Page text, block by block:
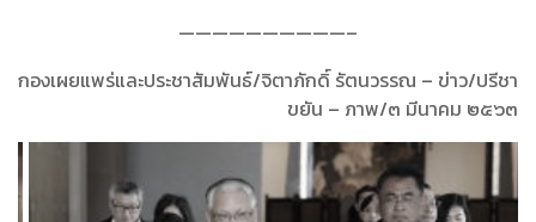
——————————–
กองเผยแพร่และประชาสัมพันธ์/จิตาภักดิ์ รัตนวรรณ – ข่าว/ปรีชา
ขยัน – ภาพ/๓ มีนาคม ๒๕๖๓